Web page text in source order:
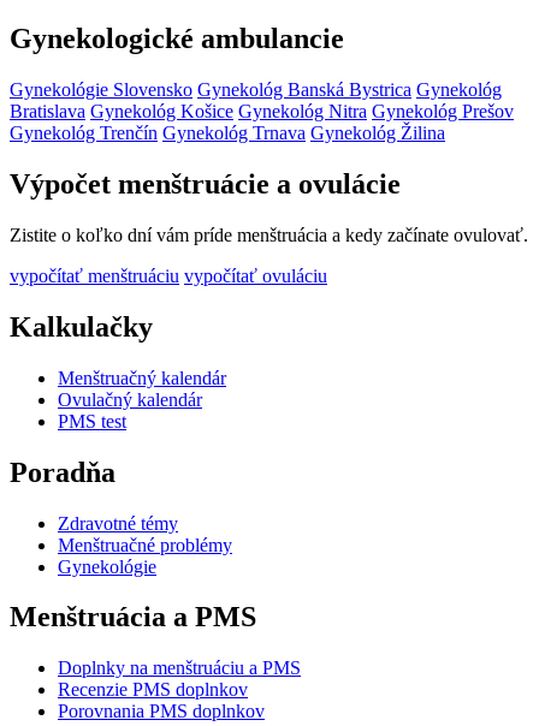
Gynekologické ambulancie
Gynekológie Slovensko Gynekológ Banská Bystrica Gynekológ
Bratislava Gynekológ Košice Gynekológ Nitra Gynekológ Prešov
Gynekológ Trenčín Gynekológ Trnava Gynekológ Žilina
Výpočet menštruácie a ovulácie
Zistite o koľko dní vám príde menštruácia a kedy začínate ovulovať.
vypočítať menštruáciu vypočítať ovuláciu
Kalkulačky
Menštruačný kalendár
Ovulačný kalendár
PMS test
Poradňa
Zdravotné témy
Menštruačné problémy
Gynekológie
Menštruácia a PMS
Doplnky na menštruáciu a PMS
Recenzie PMS doplnkov
Porovnania PMS doplnkov